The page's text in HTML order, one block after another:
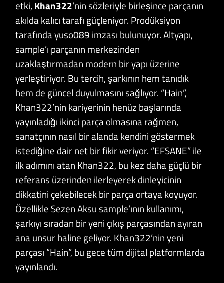
etki, Khan322’nin sözleriyle birleşince parçanın
akılda kalıcı tarafı güçleniyor. Prodüksiyon
tarafında yuso089 imzası bulunuyor. Altyapı,
sample’ı parçanın merkezinden
uzaklaştırmadan modern bir yapı üzerine
yerleştiriyor. Bu tercih, şarkının hem tanıdık
hem de güncel duyulmasını sağlıyor. “Hain”,
Khan322’nin kariyerinin henüz başlarında
yayınladığı ikinci parça olmasına rağmen,
sanatçının nasıl bir alanda kendini göstermek
istediğine dair net bir fikir veriyor. “EFSANE” ile
ilk adımını atan Khan322, bu kez daha güçlü bir
referans üzerinden ilerleyerek dinleyicinin
dikkatini çekebilecek bir parça ortaya koyuyor.
Özellikle Sezen Aksu sample’ının kullanımı,
şarkıyı sıradan bir yeni çıkış parçasından ayıran
ana unsur haline geliyor. Khan322’nin yeni
parçası “Hain”, bu gece tüm dijital platformlarda
yayınlandı.